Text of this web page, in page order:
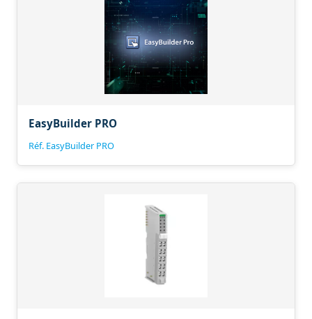
EasyBuilder PRO
Réf. EasyBuilder PRO